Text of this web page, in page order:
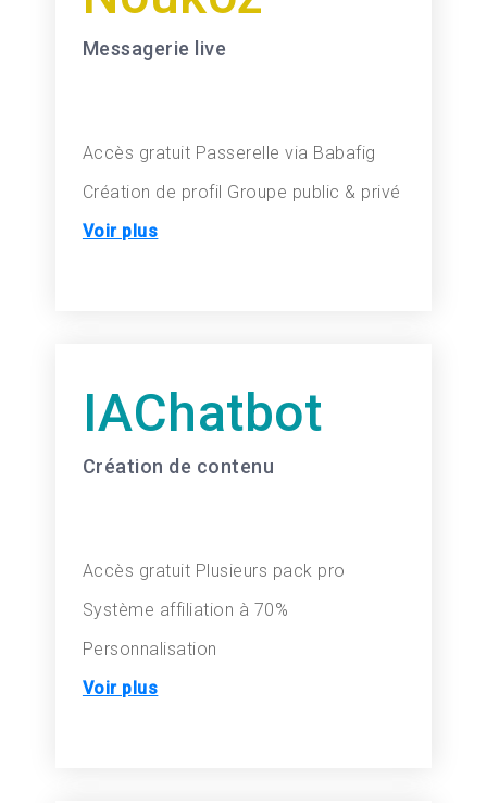
Messagerie live
Accès gratuit Passerelle via Babafig
Création de profil Groupe public & privé
Voir plus
IAChatbot
Création de contenu
Accès gratuit Plusieurs pack pro
Système affiliation à 70%
Personnalisation
Voir plus